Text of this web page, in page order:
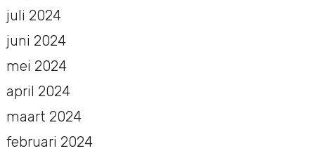
juli 2024
juni 2024
mei 2024
april 2024
maart 2024
februari 2024